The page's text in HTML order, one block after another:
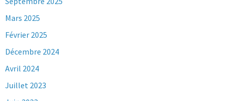
Mars 2025
Février 2025
Décembre 2024
Avril 2024
Juillet 2023